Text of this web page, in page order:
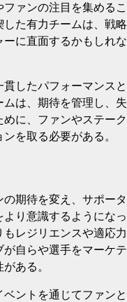
ァンの注目を集めるこ
た有力チームは、戦略
に直面するかもしれな
したパフォーマンスと
は、期待を管理し、失
に、ファンやステーク
を取る必要がある。
期待を変え、サポータ
り意識するようになっ
レジリエンスや適応力
自らや選手をマーケテ
ある。
ントを通じてファンと